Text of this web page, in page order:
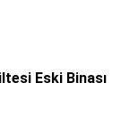
Eski Binası